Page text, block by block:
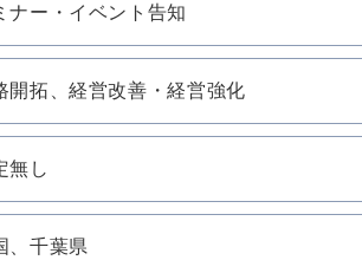
ナー・イベント告知
開拓、経営改善・経営強化
無し
、千葉県